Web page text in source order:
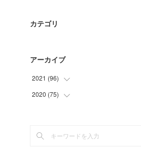
カテゴリ
アーカイブ
2021 (96)
(2
(
2020 (75)
(